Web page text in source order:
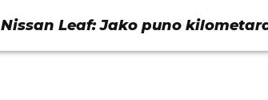
Nissan Leaf: Jako puno